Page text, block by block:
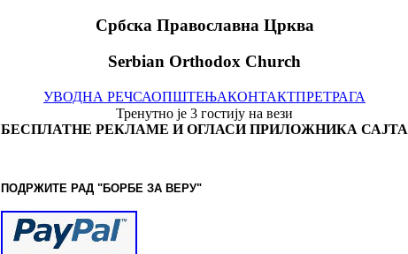
Србска Православна Црква
Serbian Orthodox Church
УВОДНА РЕЧСАОПШТЕЊАКОНТАКТПРЕТРАГА
Тренутно је 3 гостију на вези
БЕСПЛАТНЕ РЕКЛАМЕ И ОГЛАСИ ПРИЛОЖНИКА САЈТА
ПОДРЖИТЕ РАД "БОРБЕ ЗА ВЕРУ"